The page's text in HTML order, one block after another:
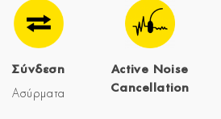
Σύνδεση
Ασύρματα
Active Noise
Cancellation